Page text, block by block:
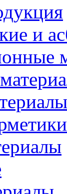
и